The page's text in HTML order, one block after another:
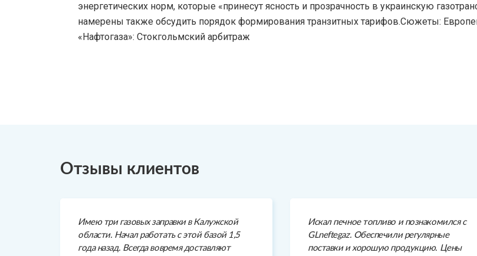
энергетических норм, которые «принесут ясность и прозрачность в украинскую
намерены также обсудить порядок формирования транзитных тарифов.Сюжеты:
«Нафтогаза»: Стокгольмский арбитраж
Отзывы клиентов
Имею три газовых заправки в Калужской
области. Начал работать с этой базой 1,5
года назад. Всегда вовремя доставляют
Искал печное топливо и познакомился с
GLneftegaz. Обеспечили регулярные
поставки и хорошую продукцию. Цены